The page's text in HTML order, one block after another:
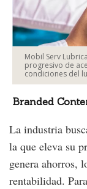
Mobil Serv
progresivo de
condiciones del
Branded
La industria
la que eleva su
genera ahorros,
rentabilidad.